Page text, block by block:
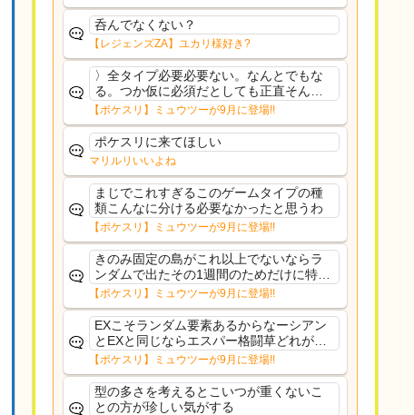
呑んでなくない？
【レジェンズZA】ユカリ様好き?
〉全タイプ必要必要ない。なんとでもな
る。つか仮に必須だとしても正直そんな
もんに付き合う気は無い。運営は時間の
リソースを甘く見すぎなのよ。ポケスリ
やったことないやろうなと思ってる。〉
ラピスEX最短二年後...
【ポケスリ】ミュウツーが9月に登場!!
ポケスリに来てほしい
マリルリいいよね
まじでこれすぎるこのゲームタイプの種
類こんなに分ける必要なかったと思うわ
【ポケスリ】ミュウツーが9月に登場!!
きのみ固定の島がこれ以上でないならラ
ンダムで出たその1週間のためだけに特定
のタイプにリソース割くのなんだかむな
しい気がするわ出番がないってわけじゃ
ないから無駄ではないんだけど
【ポケスリ】ミュウツーが9月に登場!!
EXこそランダム要素あるからなーシアン
とEXと同じならエスパー格闘草どれが事
前に来るか分からんから、積む必要があ
るミュウツーは使いにくくね？って思っ
た
【ポケスリ】ミュウツーが9月に登場!!
型の多さを考えるとこいつが重くないこ
との方が珍しい気がする